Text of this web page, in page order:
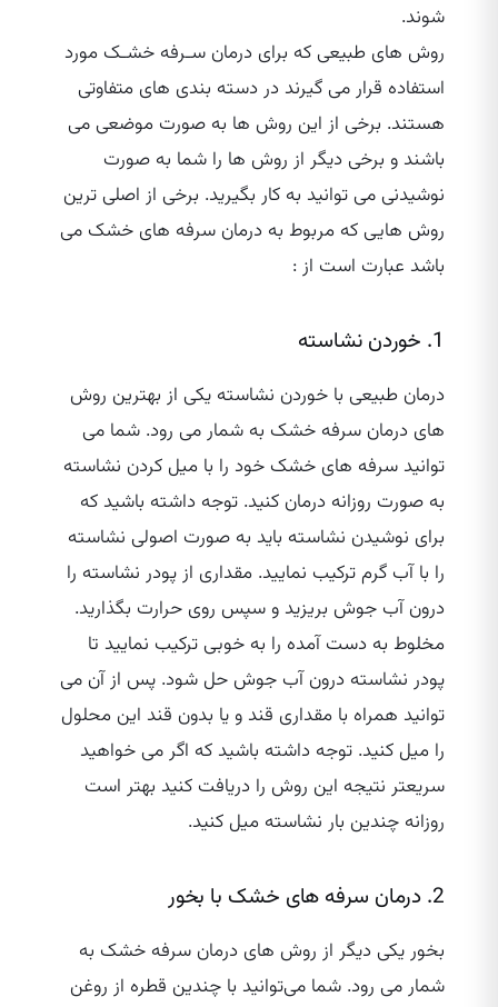
شوند.
روش های طبیعی که برای درمان سـرفه خشـک مورد
استفاده قرار می‌ گیرند در دسته بندی های متفاوتی
هستند. برخی از این روش ها به صورت موضعی می
باشند و برخی دیگر از روش‌ ها را شما به صورت
نوشیدنی می توانید به کار بگیرید. برخی از اصلی ترین
روش هایی که مربوط به درمان سرفه های خشک می
باشد عبارت است از :
1. خوردن نشاسته
درمان طبیعی با خوردن نشاسته یکی از بهترین روش
های درمان سرفه خشک به شمار می ‌رود. شما می
توانید سرفه های خشک خود را با میل کردن نشاسته
به صورت روزانه درمان کنید. توجه داشته باشید که
برای نوشیدن نشاسته باید به صورت اصولی نشاسته
را با آب گرم ترکیب نمایید. مقداری از پودر نشاسته را
درون آب جوش بریزید و سپس روی حرارت بگذارید.
مخلوط به دست آمده را به خوبی ترکیب نمایید تا
پودر نشاسته درون آب جوش حل شود. پس از آن می
توانید همراه با مقداری قند و یا بدون قند این محلول
را میل کنید. توجه داشته باشید که اگر می خواهید
سریعتر نتیجه این روش را دریافت کنید بهتر است
روزانه چندین بار نشاسته میل کنید.
2. درمان سرفه های خشک با بخور
بخور یکی دیگر از روش های درمان سرفه خشک به
شمار می ‌رود. شما می‌توانید با چندین قطره از روغن